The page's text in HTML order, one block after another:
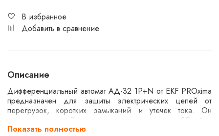
В избранное
Добавить в сравнение
Описание
Дифференциальный автомат АД-32 1P+N от EKF PROxima
предназначен для защиты электрических цепей от
перегрузок, коротких замыканий и утечек тока. Он
оснащен функцией отключения при утечке тока 30 мА и
рассчитан на номинальный ток 40 А. Тип А обеспечивает
Показать полностью